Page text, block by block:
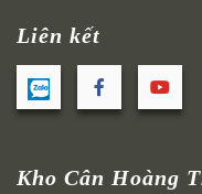
Liên kết
Kho Cân Hoàng